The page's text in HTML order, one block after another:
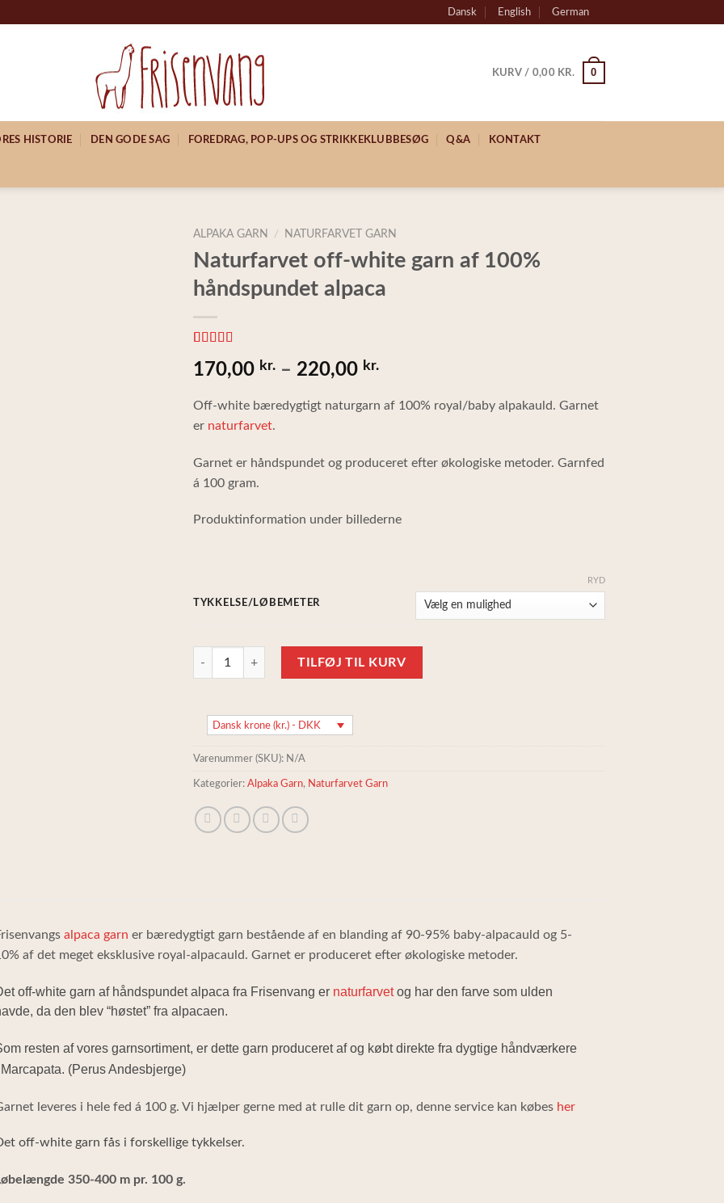
Dansk English German
KURV / 0,00 KR. 0
HISTORIE DEN GODE SAG FOREDRAG, POP-UPS OG STRIKKEKLUBBESØG Q&A KONTAKT
ALPAKA GARN / NATURFARVET GARN
Naturfarvet off-white garn af 100%
håndspundet alpaca
som
ud
baseret
på
kundebedømmelser
170,00 kr. – 220,00 kr.Prisinterval:
170,00 kr.
220,00 kr.
Off-white bæredygtigt naturgarn af 100% royal/baby alpakauld. Garnet
er naturfarvet.
Garnet er håndspundet og produceret efter økologiske metoder. Garnfed
á 100 gram.
Produktinformation under billederne
TYKKELSE/LØBEMETER
RYD
TILFØJ TIL KURV
Dansk krone (kr.) - DKK
Varenummer (SKU): N/A
Kategorier: Alpaka Garn, Naturfarvet Garn
alpaca garn er bæredygtigt garn bestående af en blanding af 90-95% baby-alpacauld og 5-
af det meget eksklusive royal-alpacauld. Garnet er produceret efter økologiske metoder.
off-white garn af håndspundet alpaca fra Frisenvang er naturfarvetog har den farve som ulden
da den blev “høstet” fra alpacaen.
resten af vores garnsortiment, er dette garn produceret af og købt direkte fra dygtige håndværkere
(Perus Andesbjerge)
leveres i hele fed á 100 g. Vi hjælper gerne med at rulle dit garn op, denne service kan købes her
off-white garn fås i forskellige tykkelser.
350-400 m pr. 100 g.